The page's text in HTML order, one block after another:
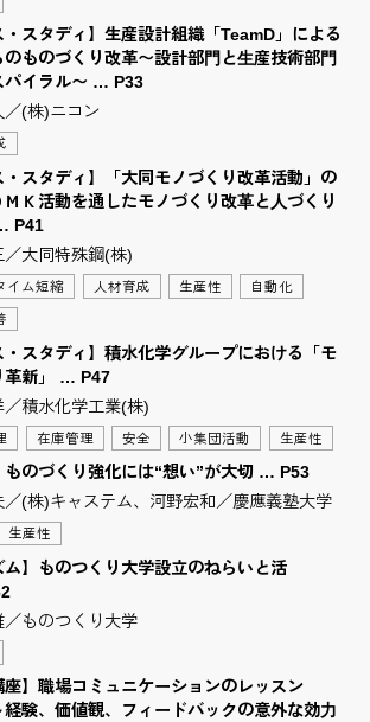
・スタディ】生産設計組織「TeamD」による
のものづくり改革〜設計部⾨と⽣産技術部⾨
パイラル〜 … P33
／(株)ニコン
・スタディ】「大同モノづくり改革活動」の
Ｋ活動を通したモノづくり改⾰と⼈づくり
P41
／大同特殊鋼(株)
イム短縮 人材育成 生産性 自動化
・スタディ】積水化学グループにおける「モ
革新」 … P47
／積水化学工業(株)
在庫管理 安全 小集団活動 生産性
ものづくり強化には“想い”が大切 … P53
／(株)キャステム、河野宏和／慶應義塾大学
生産性
ム】ものつくり大学設立のねらいと活
／ものつくり大学
座】職場コミュニケーションのレッスン
経験、価値観、フィードバックの意外な効⼒